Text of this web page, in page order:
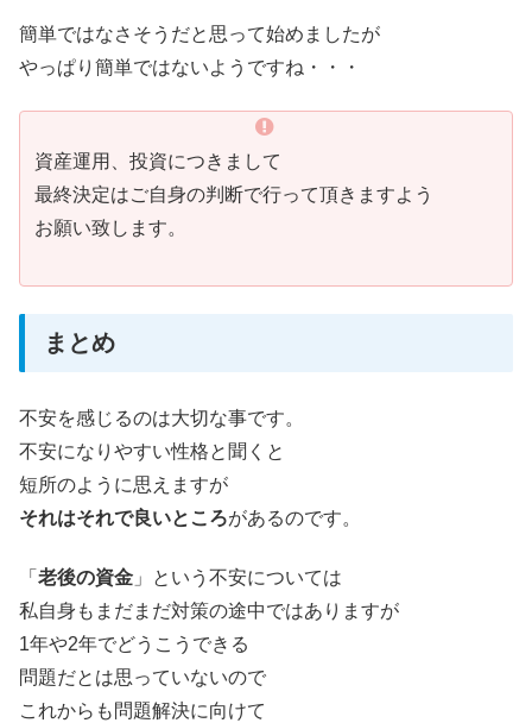
簡単ではなさそうだと思って始めましたが
やっぱり簡単ではないようですね・・・
資産運用、投資につきまして
最終決定はご自身の判断で行って頂きますよう
お願い致します。
まとめ
不安を感じるのは大切な事です。
不安になりやすい性格と聞くと
短所のように思えますが
それはそれで良いところがあるのです。
「 老後の資金 」という不安については
私自身もまだまだ対策の途中ではありますが
1年や2年でどうこうできる
問題だとは思っていないので
これからも問題解決に向けて